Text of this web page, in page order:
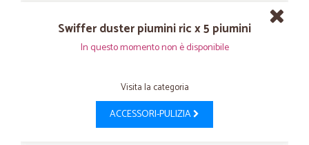
Swiffer duster piumini ric x 5 piumini
In questo momento non è disponibile
Visita la categoria
ACCESSORI-PULIZIA